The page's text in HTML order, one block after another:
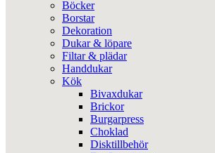
Böcker
Borstar
Dekoration
Dukar & löpare
Filtar & plädar
Handdukar
Kök
Bivaxdukar
Brickor
Burgarpress
Choklad
Disktillbehör